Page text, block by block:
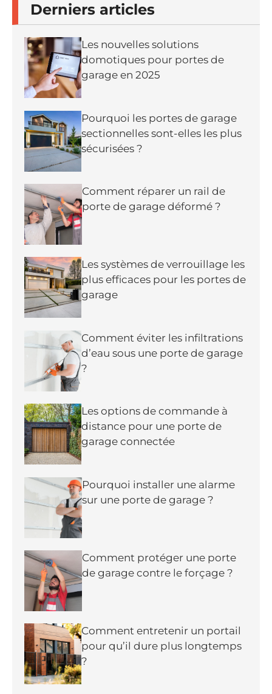
Derniers articles
Les nouvelles solutions
domotiques pour portes de
garage en 2025
Pourquoi les portes de garage
sectionnelles sont-elles les plus
sécurisées ?
Comment réparer un rail de
porte de garage déformé ?
Les systèmes de verrouillage les
plus efficaces pour les portes de
garage
Comment éviter les infiltrations
d’eau sous une porte de garage
?
Les options de commande à
distance pour une porte de
garage connectée
Pourquoi installer une alarme
sur une porte de garage ?
Comment protéger une porte
de garage contre le forçage ?
Comment entretenir un portail
pour qu’il dure plus longtemps
?